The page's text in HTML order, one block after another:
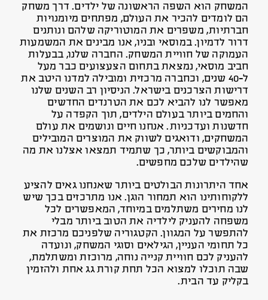
המשחק הוא השפה הראשונה של ילדים. דרך משחק
הם לומדים להכיר את העולם, מפתחים מיומנויות
חברתיות, משפרים את המוטוריקה שלהם ונותנים
דרור לדמיון. במוסאי ובניו, אנו מבינים את המשמעות
העמוקה של חוויית המשחק. החברה שלנו, בבעלות
חביב מוסאי, נמצאת בתחום הצעצועים כבר מעל
ל-40 שנים, וכחברה מרכזית ומובילה למדנו היטב את
דרישות הצרכנים בישראל. הניסיון רב השנים שלנו
מאפשר לנו להביא לכם את הטרנדים החדשים
והחמים ביותר בעולם הילדים, תוך הקפדה על
חדשנות ועדכניות. אנחנו חיים ונושמים את עולם
המשחקים, ודואגים לשווק את המוצרים המובילים
והמבוקשים ביותר, כך שתמיד תמצאו אצלנו את מה
שהילדים שלכם מחפשים.
אחד היתרונות הבולטים ביותר שאנחנו גאים להציע
ללקוחותינו הוא תמחור הוגן. אנו מתרכזים בכך שיש
לנו מחירים משתלמים במיוחד, המאפשרים לכל
משפחה להעניק לילדיה את הטוב ביותר מבלי
להתפשר על המגוון. הקטגוריה שלפניכם מרכזת את
כל תחומי העניין, הגילאים וסוגי המשחק, ונועדה
להעניק לכם חוויית קנייה נוחה, מרוכזת ומשתלמת,
שבה תוכלו למצוא הכל תחת קורת גג אחת ולהזמין
בקליק עד הבית.